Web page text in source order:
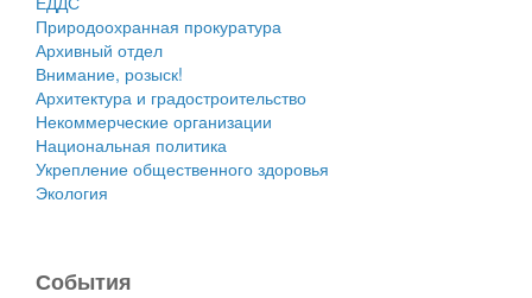
Природоохранная прокуратура
Архивный отдел
Внимание, розыск!
Архитектура и градостроительство
Некоммерческие организации
Национальная политика
Укрепление общественного здоровья
Экология
События